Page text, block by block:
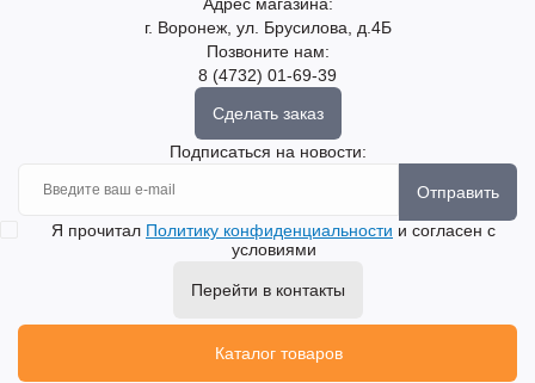
г. Воронеж, ул. Брусилова, д.4Б
Позвоните нам:
8 (4732) 01-69-39
Сделать заказ
Подписаться на новости:
Отправить
Я прочитал Политику конфиденциальности и согласен с
условиями
Перейти в контакты
Каталог товаров